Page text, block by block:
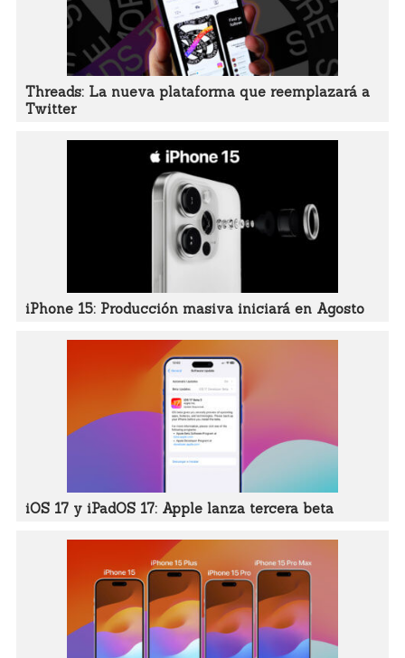
Threads: La nueva plataforma que reemplazará a
Twitter
iPhone 15: Producción masiva iniciará en Agosto
iOS 17 y iPadOS 17: Apple lanza tercera beta